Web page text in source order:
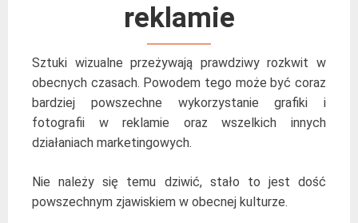
reklamie
Sztuki wizualne przeżywają prawdziwy rozkwit w
obecnych czasach. Powodem tego może być coraz
bardziej powszechne wykorzystanie grafiki i
fotografii w reklamie oraz wszelkich innych
działaniach marketingowych.
Nie należy się temu dziwić, stało to jest dość
powszechnym zjawiskiem w obecnej kulturze.